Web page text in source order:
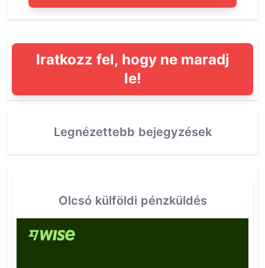
Iratkozz fel, hogy ne maradj
le!
Legnézettebb bejegyzések
Olcsó külföldi pénzküldés